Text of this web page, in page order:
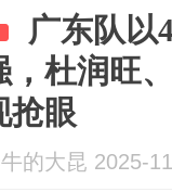
广东队以
，杜润旺
抢眼
的大昆 2025-